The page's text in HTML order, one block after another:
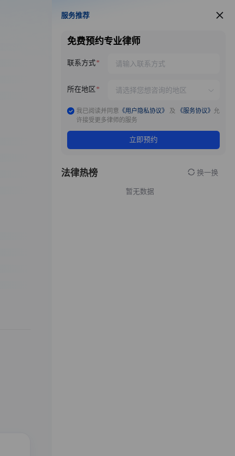
服务推荐
服务推荐
免费预约专业律师
联系方式
所在地区
我已阅读并同意 《用户隐私协议》 及 《服务协议》 允
许接受更多律师的服务
立即预约
法律热榜 换一换
暂无数据